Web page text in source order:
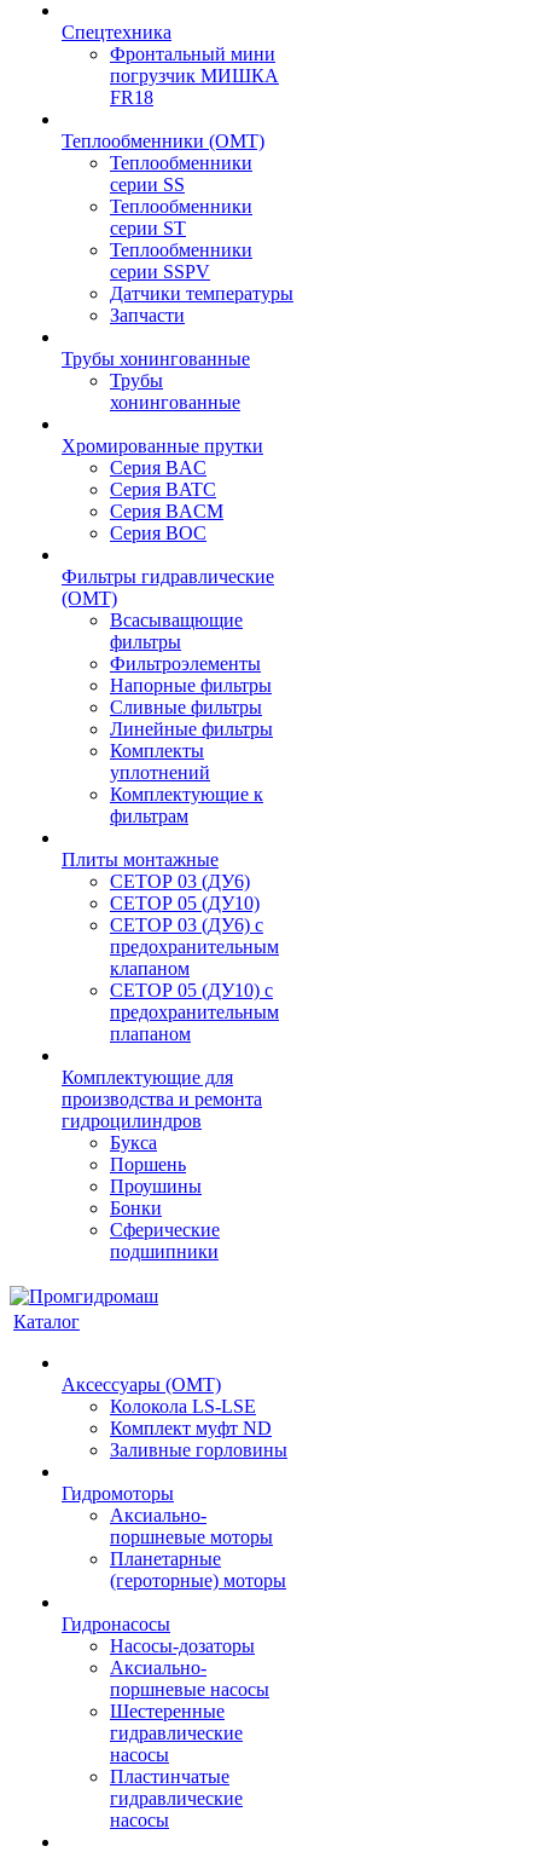
Спецтехника
Фронтальный мини
погрузчик МИШКА
FR18
Теплообменники (OMT)
Теплообменники
серии SS
Теплообменники
серии ST
Теплообменники
серии SSPV
Датчики температуры
Запчасти
Трубы хонингованные
Трубы
хонингованные
Хромированные прутки
Серия BAC
Серия BATC
Серия BACM
Серия BOC
Фильтры гидравлические
(OMT)
Всасыващющие
фильтры
Фильтроэлементы
Напорные фильтры
Сливные фильтры
Линейные фильтры
Комплекты
уплотнений
Комплектующие к
фильтрам
Плиты монтажные
CЕТОР 03 (ДУ6)
CЕТОР 05 (ДУ10)
CЕТОР 03 (ДУ6) с
предохранительным
клапаном
CЕТОР 05 (ДУ10) с
предохранительным
плапаном
Комплектующие для
производства и ремонта
гидроцилиндров
Букса
Поршень
Проушины
Бонки
Сферические
подшипники
Каталог
Аксессуары (OMT)
Колокола LS-LSE
Комплект муфт ND
Заливные горловины
Гидромоторы
Аксиально-
поршневые моторы
Планетарные
(героторные) моторы
Гидронасосы
Насосы-дозаторы
Аксиально-
поршневые насосы
Шестеренные
гидравлические
насосы
Пластинчатые
гидравлические
насосы